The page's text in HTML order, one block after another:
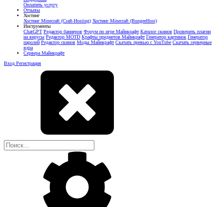
Оплатить услугу
Отзывы
Хостинг
Хостинг Minecraft (Craft-Hosting) Хостинг Minecraft (BungeeHost)
Инструменты
ChatGPT Редактор баннеров Форум по игре Майнкрафт Каталог скинов Проверить плагин
на вирусы Редактор MOTD Крафты предметов Майнкрафт Генератор картинок Генератор
паролей Редактор скинов Моды Майнкрафт Скачать превью с YouTube Скачать серверные
ядра
Сервера Майнкрафт
Вход Регистрация